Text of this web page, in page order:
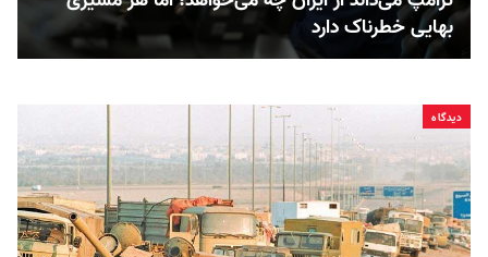
بهایی خطرناک دارد
دیدگاه